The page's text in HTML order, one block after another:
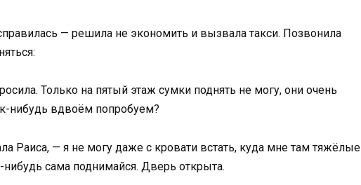
— решила не экономить и вызвала такси. Позвонила
Только на пятый этаж сумки поднять не могу, они очень
нибудь вдвоём попробуем?
Раиса, — я не могу даже с кровати встать, куда мне там тяжёлые
сама поднимайся. Дверь открыта.